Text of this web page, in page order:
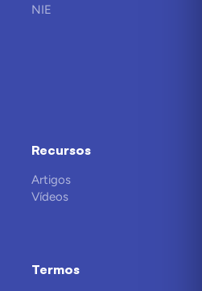
NIE
Recursos
Artigos
Vídeos
Termos